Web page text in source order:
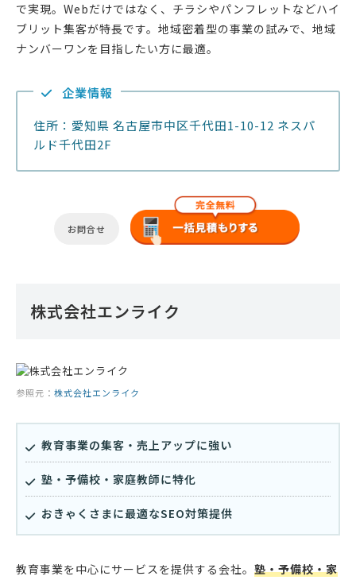
で実現。Webだけではなく、チラシやパンフレットなどハイ
ブリット集客が特長です。地域密着型の事業の試みで、地域
ナンバーワンを目指したい方に最適。
企業情報
住所：愛知県 名古屋市中区千代田1-10-12 ネスパ
ルド千代田2F
お問合せ
株式会社エンライク
参照元： 株式会社エンライク
教育事業の集客・売上アップに強い
塾・予備校・家庭教師に特化
おきゃくさまに最適なSEO対策提供
教育事業を中心にサービスを提供する会社。 塾・予備校・家